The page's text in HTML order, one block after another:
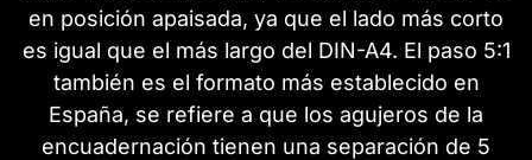
en posición apaisada, ya que el lado más corto
es igual que el más largo del DIN-A4. El paso 5:1
también es el formato más establecido en
España, se refiere a que los agujeros de la
encuadernación tienen una separación de 5